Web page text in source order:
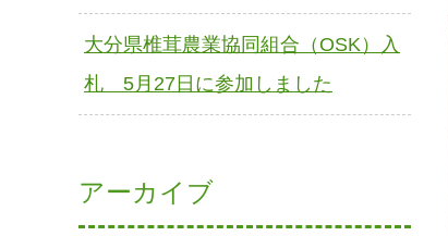
大分県椎茸農業協同組合（OSK）入
札 5月27日に参加しました
アーカイブ